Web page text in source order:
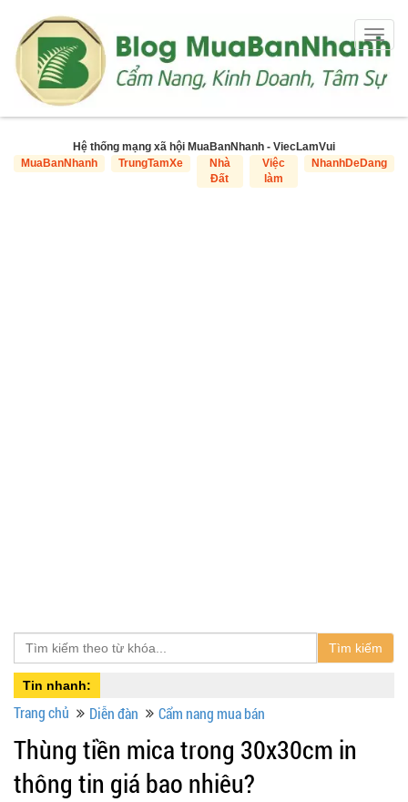
Hệ thống mạng xã hội MuaBanNhanh - ViecLamVui
MuaBanNhanh
TrungTamXe
Nhà
Đất
Việc
làm
NhanhDeDang
Tìm kiếm
Tin nhanh:
Trang chủ Diễn đàn Cẩm nang mua bán
Thùng tiền mica trong 30x30cm in
thông tin giá bao nhiêu?